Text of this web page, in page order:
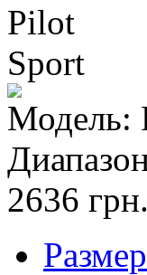
Модель:
2636 грн.